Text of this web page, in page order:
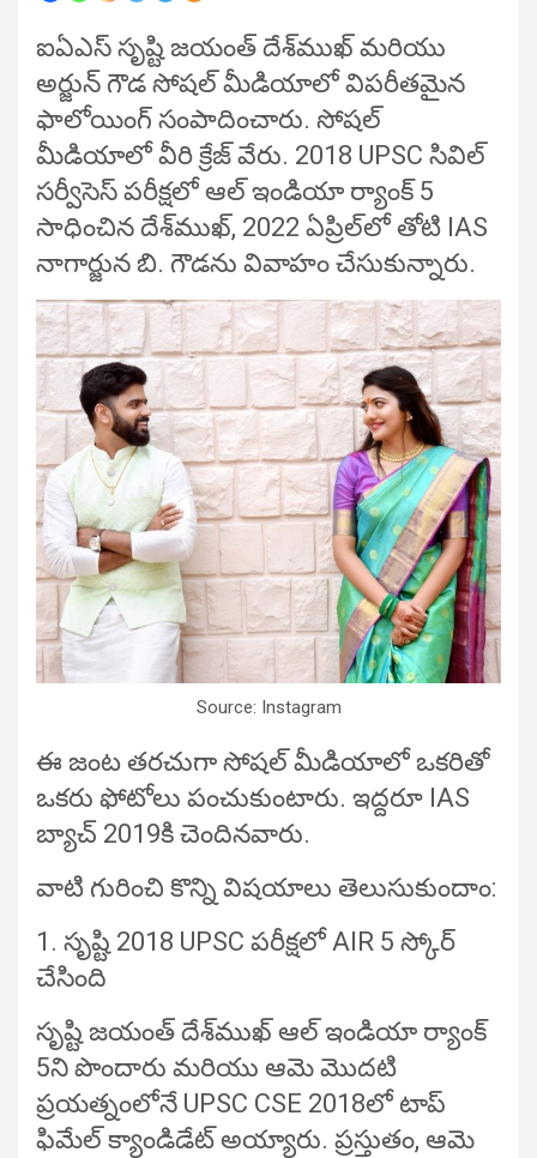
ఐఏఎస్ సృష్టి జయంత్ దేశ్‌ముఖ్ మరియు
అర్జున్ గౌడ సోషల్ మీడియాలో విపరీతమైన
ఫాలోయింగ్ సంపాదించారు. సోషల్
మీడియాలో వీరి క్రేజ్ వేరు. 2018 UPSC సివిల్
సర్వీసెస్ పరీక్షలో ఆల్ ఇండియా ర్యాంక్ 5
సాధించిన దేశ్‌ముఖ్, 2022 ఏప్రిల్‌లో తోటి IAS
నాగార్జున బి. గౌడను వివాహం చేసుకున్నారు.
Source: Instagram
ఈ జంట తరచుగా సోషల్ మీడియాలో ఒకరితో
ఒకరు ఫోటోలు పంచుకుంటారు. ఇద్దరూ IAS
బ్యాచ్ 2019కి చెందినవారు.
వాటి గురించి కొన్ని విషయాలు తెలుసుకుందాం:
1. సృష్టి 2018 UPSC పరీక్షలో AIR 5 స్కోర్
చేసింది
సృష్టి జయంత్ దేశ్‌ముఖ్ ఆల్ ఇండియా ర్యాంక్
5ని పొందారు మరియు ఆమె మొదటి
ప్రయత్నంలోనే UPSC CSE 2018లో టాప్
ఫిమేల్ క్యాండిడేట్ అయ్యారు. ప్రస్తుతం, ఆమె